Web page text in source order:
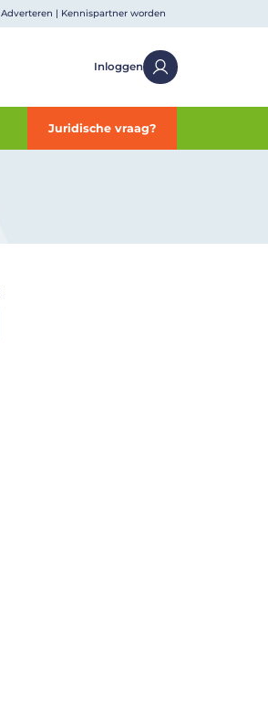
Adverteren | Kennispartner worden
Inloggen
Juridische vraag?